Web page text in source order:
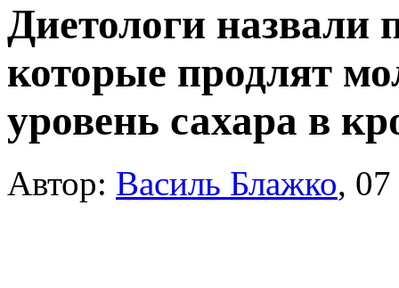
Диетологи назвали
которые продлят
уровень сахара в
Автор: Василь Блажко,